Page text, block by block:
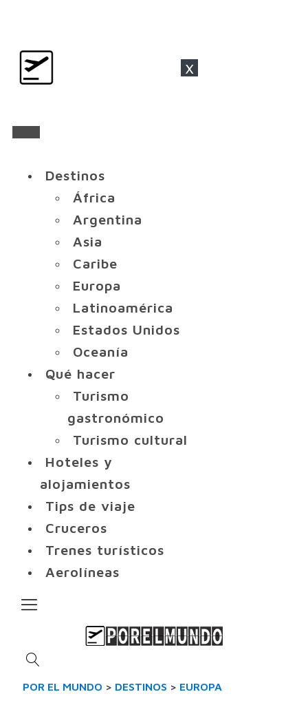
x
Destinos
África
Argentina
Asia
Caribe
Europa
Latinoamérica
Estados Unidos
Oceanía
Qué hacer
Turismo
gastronómico
Turismo cultural
Hoteles y
alojamientos
Tips de viaje
Cruceros
Trenes turísticos
Aerolíneas
POR EL MUNDO > DESTINOS > EUROPA